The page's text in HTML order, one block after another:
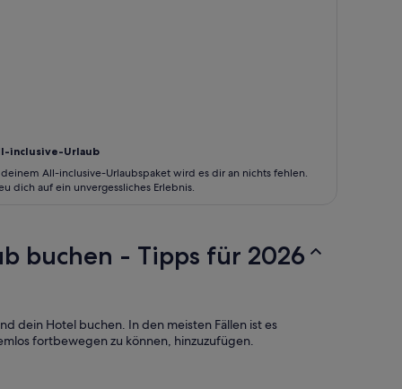
inclusive-Urlaub
deinem All-inclusive-Urlaubspaket wird es dir an nichts fehlen.
dich auf ein unvergessliches Erlebnis.
buchen - Tipps für 2026
dein Hotel buchen. In den meisten Fällen ist es
fortbewegen zu können, hinzuzufügen.